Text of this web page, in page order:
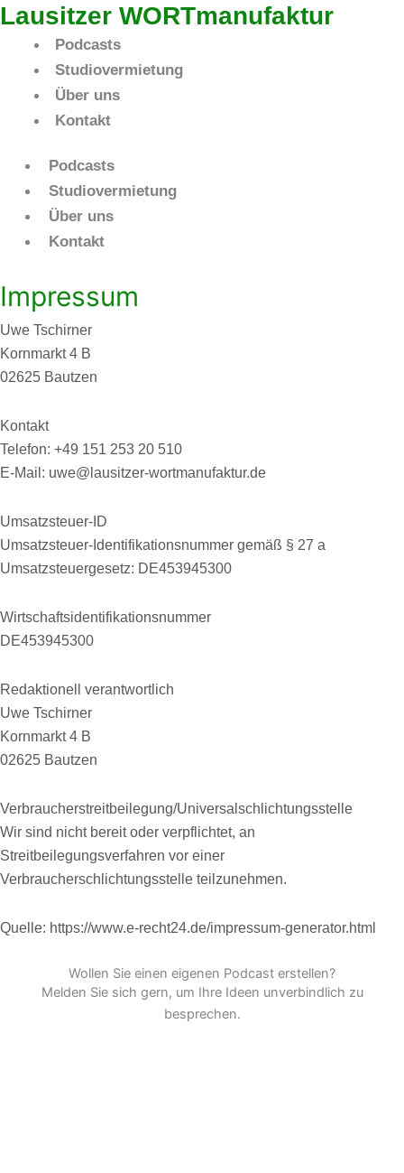
Lausitzer WORTmanufaktur
Podcasts
Studiovermietung
Über uns
Kontakt
Podcasts
Studiovermietung
Über uns
Kontakt
Impressum
Uwe Tschirner
Kornmarkt 4 B
02625 Bautzen
Kontakt
Telefon: +49 151 253 20 510
E-Mail: uwe@lausitzer-wortmanufaktur.de
Umsatzsteuer-ID
Umsatzsteuer-Identifikationsnummer gemäß § 27 a
Umsatzsteuergesetz: DE453945300
Wirtschaftsidentifikationsnummer
DE453945300
Redaktionell verantwortlich
Uwe Tschirner
Kornmarkt 4 B
02625 Bautzen
Verbraucherstreitbeilegung/Universalschlichtungsstelle
Wir sind nicht bereit oder verpflichtet, an
Streitbeilegungsverfahren vor einer
Verbraucherschlichtungsstelle teilzunehmen.
Quelle: https://www.e-recht24.de/impressum-generator.html
Wollen Sie einen eigenen Podcast erstellen?
Melden Sie sich gern, um Ihre Ideen unverbindlich zu
besprechen.